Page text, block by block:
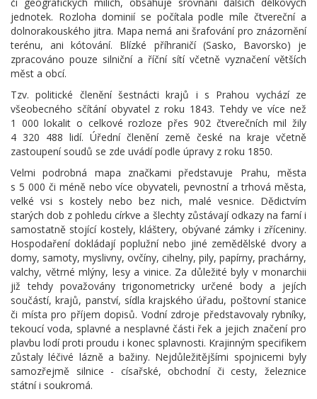
jednotek. Rozloha dominií se počítala podle míle čtvereční a
dolnorakouského jitra. Mapa nemá ani šrafování pro znázornění
terénu, ani kótování. Blízké příhraničí (Sasko, Bavorsko) je
zpracováno pouze silniční a říční sítí včetně vyznačení větších
měst a obcí.
Tzv. politické členění šestnácti krajů i s Prahou vychází ze
všeobecného sčítání obyvatel z roku 1843. Tehdy ve více než
1 000 lokalit o celkové rozloze přes 902 čtverečních mil žily
4 320 488 lidí. Úřední členění země české na kraje včetně
zastoupení soudů se zde uvádí podle úpravy z roku 1850.
Velmi podrobná mapa značkami představuje Prahu, města
s 5 000 či méně nebo více obyvateli, pevnostní a trhová města,
velké vsi s kostely nebo bez nich, malé vesnice. Dědictvím
starých dob z pohledu církve a šlechty zůstávají odkazy na farní i
samostatně stojící kostely, kláštery, obývané zámky i zříceniny.
Hospodaření dokládají poplužní nebo jiné zemědělské dvory a
domy, samoty, myslivny, ovčíny, cihelny, pily, papírny, prachárny,
valchy, větrné mlýny, lesy a vinice. Za důležité byly v monarchii
již tehdy považovány trigonometricky určené body a jejích
součástí, krajů, panství, sídla krajského úřadu, poštovní stanice
či místa pro příjem dopisů. Vodní zdroje představovaly rybníky,
tekoucí voda, splavné a nesplavné části řek a jejich značení pro
plavbu lodí proti proudu i konec splavnosti. Krajinným specifikem
zůstaly léčivé lázně a bažiny. Nejdůležitějšími spojnicemi byly
samozřejmě silnice - císařské, obchodní či cesty, železnice
státní i soukromá.